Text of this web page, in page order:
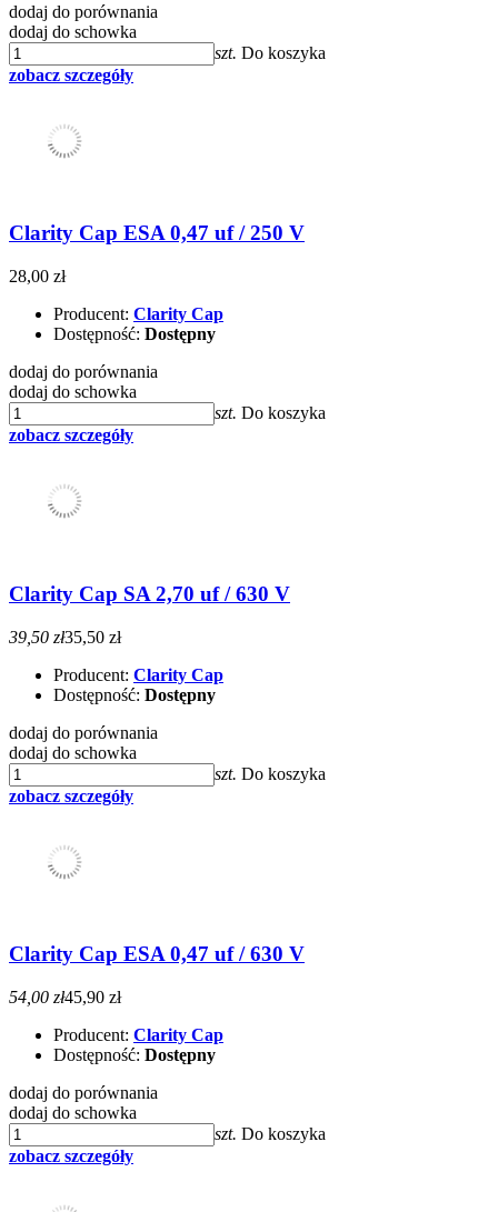
dodaj do porównania
dodaj do schowka
szt. Do koszyka
zobacz szczegóły
Clarity Cap ESA 0,47 uf / 250 V
28,00 zł
Producent: Clarity Cap
Dostępność: Dostępny
dodaj do porównania
dodaj do schowka
szt. Do koszyka
zobacz szczegóły
Clarity Cap SA 2,70 uf / 630 V
39,50 zł35,50 zł
Producent: Clarity Cap
Dostępność: Dostępny
dodaj do porównania
dodaj do schowka
szt. Do koszyka
zobacz szczegóły
Clarity Cap ESA 0,47 uf / 630 V
54,00 zł45,90 zł
Producent: Clarity Cap
Dostępność: Dostępny
dodaj do porównania
dodaj do schowka
szt. Do koszyka
zobacz szczegóły